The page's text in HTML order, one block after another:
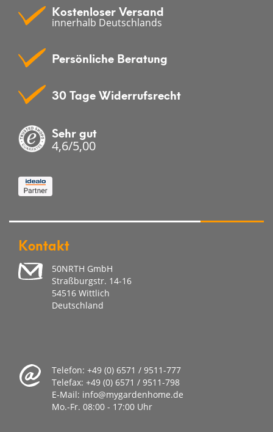
Kostenloser Versand
innerhalb Deutschlands
Persönliche Beratung
30 Tage Widerrufsrecht
Sehr gut
4,6/5,00
Kontakt
50NRTH GmbH
Straßburgstr. 14-16
54516 Wittlich
Deutschland
Telefon: +49 (0) 6571 / 9511-777
Telefax: +49 (0) 6571 / 9511-798
E-Mail: info@mygardenhome.de
Mo.-Fr. 08:00 - 17:00 Uhr